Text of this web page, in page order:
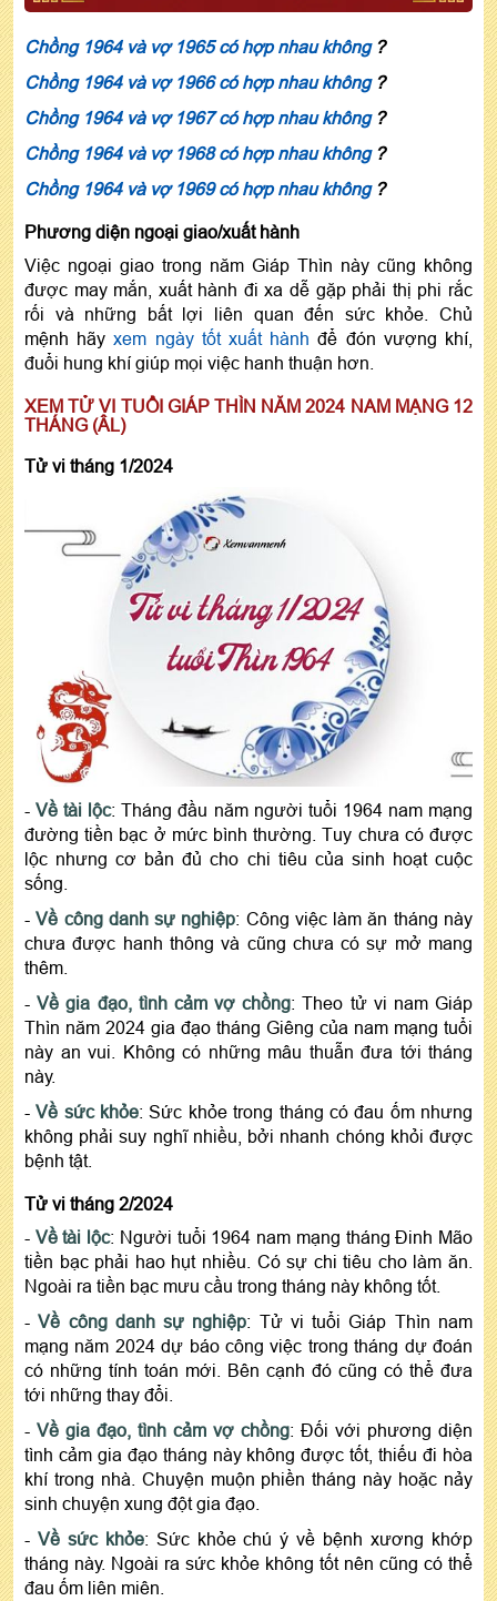
Chồng 1964 và vợ 1965 có hợp nhau không?
Chồng 1964 và vợ 1966 có hợp nhau không?
Chồng 1964 và vợ 1967 có hợp nhau không?
Chồng 1964 và vợ 1968 có hợp nhau không?
Chồng 1964 và vợ 1969 có hợp nhau không?
Phương diện ngoại giao/xuất hành
Việc ngoại giao trong năm Giáp Thìn này cũng không
được may mắn, xuất hành đi xa dễ gặp phải thị phi rắc
rối và những bất lợi liên quan đến sức khỏe. Chủ
mệnh hãyxem ngày tốt xuất hành để đón vượng khí,
đuổi hung khí giúp mọi việc hanh thuận hơn.
XEM TỬ VI TUỔI GIÁP THÌN NĂM 2024 NAM MẠNG 12
THÁNG (ÂL)
Tử vi tháng 1/2024
-Về tài lộc: Tháng đầu năm người tuổi 1964 nam mạng
đường tiền bạc ở mức bình thường. Tuy chưa có được
lộc nhưng cơ bản đủ cho chi tiêu của sinh hoạt cuộc
sống.
-Về công danh sự nghiệp: Công việc làm ăn tháng này
chưa được hanh thông và cũng chưa có sự mở mang
thêm.
-Về gia đạo, tình cảm vợ chồng: Theo tử vi nam Giáp
Thìn năm 2024 gia đạo tháng Giêng của nam mạng tuổi
này an vui. Không có những mâu thuẫn đưa tới tháng
này.
-Về sức khỏe: Sức khỏe trong tháng có đau ốm nhưng
không phải suy nghĩ nhiều, bởi nhanh chóng khỏi được
bệnh tật.
Tử vi tháng 2/2024
- Về tài lộc: Người tuổi 1964 nam mạng tháng Đinh Mão
tiền bạc phải hao hụt nhiều. Có sự chi tiêu cho làm ăn.
Ngoài ra tiền bạc mưu cầu trong tháng này không tốt.
-Về công danh sự nghiệp: Tử vi tuổi Giáp Thìn nam
mạng năm 2024 dự báo công việc trong tháng dự đoán
có những tính toán mới. Bên cạnh đó cũng có thể đưa
tới những thay đổi.
- Về gia đạo, tình cảm vợ chồng: Đối với phương diện
tình cảm gia đạo tháng này không được tốt, thiếu đi hòa
khí trong nhà. Chuyện muộn phiền tháng này hoặc nảy
sinh chuyện xung đột gia đạo.
- Về sức khỏe: Sức khỏe chú ý về bệnh xương khớp
tháng này. Ngoài ra sức khỏe không tốt nên cũng có thể
đau ốm liên miên.